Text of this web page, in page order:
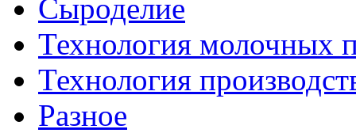
Сыроделие
Технология молочных
Технология
Разное